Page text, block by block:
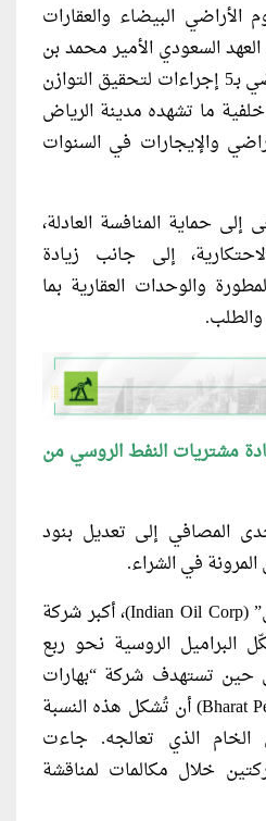
الأراضي البيضاء والعقارات
السعودي الأمير محمد بن
سلمان بنهاية مارس الماضي بـ5 إجراءات لتحقيق التوازن
ما تشهده مدينة الرياض
والإيجارات في السنوات
حماية المنافسة العادلة،
إلى جانب زيادة
والوحدات العقارية بما
مشتريات النفط الروسي من
المصافي إلى تعديل بنود
في الشراء.
تعتزم شركة “إنديان أويل” (Indian Oil Corp)، أكبر شركة
البراميل الروسية نحو ربع
حين تستهدف شركة “بهارات
بتروليوم” (Bharat Petroleum Corp) أن تُشكل هذه النسبة
الذي تعالجه. جاءت
خلال مكالمات لمناقشة